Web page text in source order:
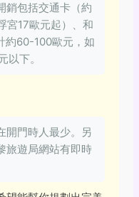
銷包括交通卡（約
宮17歐元起）、和
約60-100歐元，如
以下。
開門時人最少。另
旅遊局網站有即時